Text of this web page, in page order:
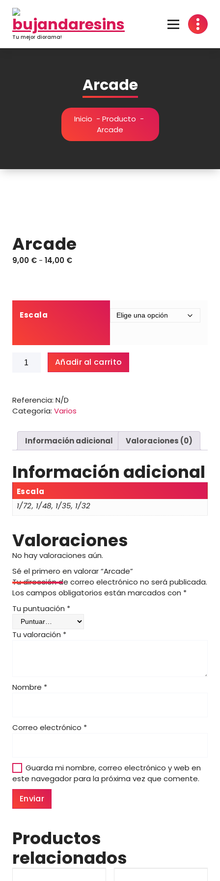
contenido
Tu mejor diorama!
Arcade
Inicio - Producto -
Arcade
Arcade
9,00 € - 14,00 €R
o
r
e
c
:
e
s
9
0
0
h
a
t
a
1
Escala
Arcade
cantidad
Añadir al carrito
Referencia: N/D
Categoría: Varios
Información adicional Valoraciones (0)
Información adicional
Escala
1/72, 1/48, 1/35, 1/32
Valoraciones
No hay valoraciones aún.
Sé el primero en valorar “Arcade”
Tu dirección de correo electrónico no será publicada.
Los campos obligatorios están marcados con *
Tu puntuación *
Tu valoración *
Nombre *
Correo electrónico *
Guarda mi nombre, correo electrónico y web en
este navegador para la próxima vez que comente.
Productos
relacionados